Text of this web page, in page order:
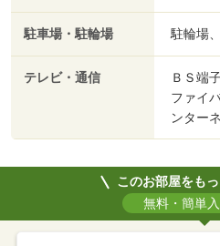
駐車場・駐輪場 駐輪場
テレビ・通信
ＢＳ端
ファイ
ンター
このお部屋をも
無料・簡単